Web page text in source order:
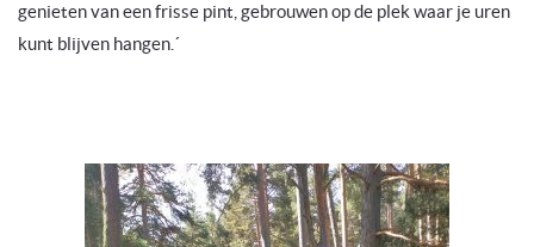
genieten van een frisse pint, gebrouwen op de plek waar je uren
kunt blijven hangen.´